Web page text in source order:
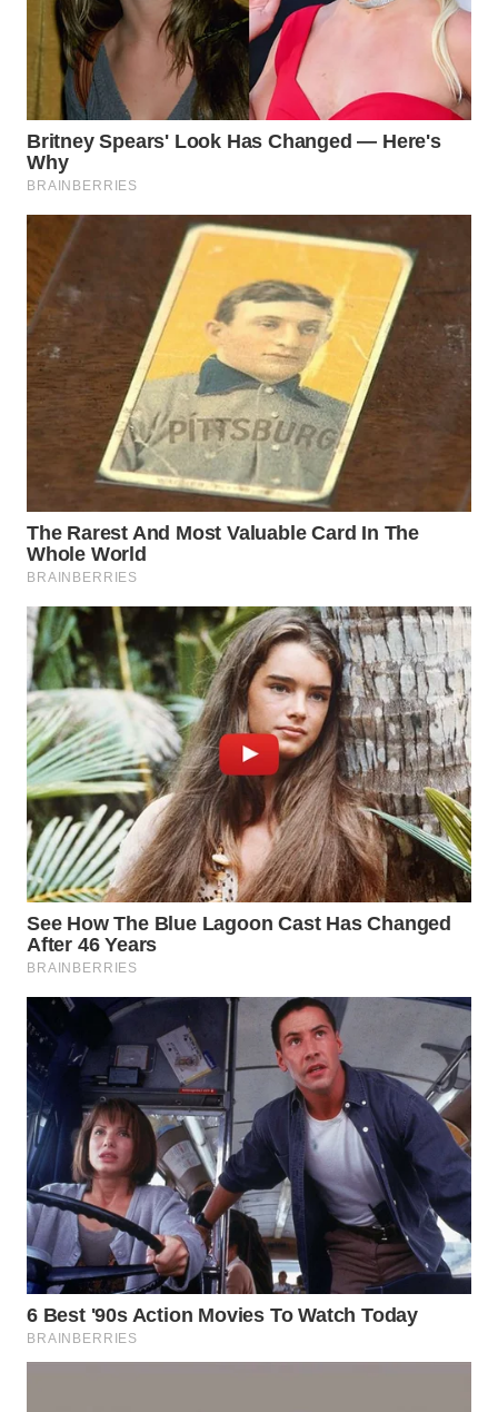
WN DELI
SERDANG
WN
TEBING
TINGGI
PAKPAK
WN
KARAWANG
WN
BEKASI
WN
BOGOR
WN
DEPOK
WN
TAPANULI
UTARA
WN
SAMOSIR
WN
PADANG
LAWAS
WN
SUMEDANG
WN
WN
KEPULAUAN
SERIBU
WN
TANGERANG
WN
BINJAI
WN